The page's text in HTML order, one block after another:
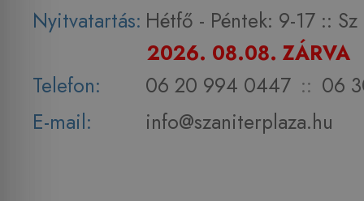
Nyitvatartás: Hétfő - Péntek: 9-17 :: Sz
2026. 08.08. ZÁRVA
Telefon:
06 20 994 0447 :: 06
E-mail:
info@szaniterplaza.hu